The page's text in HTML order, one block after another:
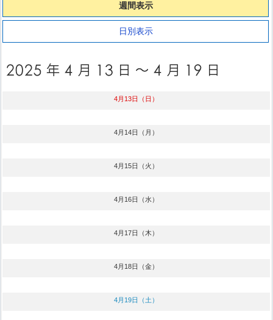
週間表示
日別表示
4月13日（日）
4月14日（月）
4月15日（火）
4月16日（水）
4月17日（木）
4月18日（金）
4月19日（土）